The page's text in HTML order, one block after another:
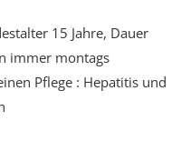
15 Jahre, Dauer
immer montags
Pflege : Hepatitis und